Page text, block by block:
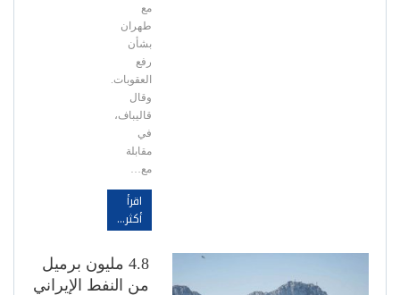
مع
طهران
بشأن
رفع
العقوبات.
وقال
قاليباف،
في
مقابلة
مع…
اقرأ
أكثر...
4.8 مليون برميل
من النفط الإيراني